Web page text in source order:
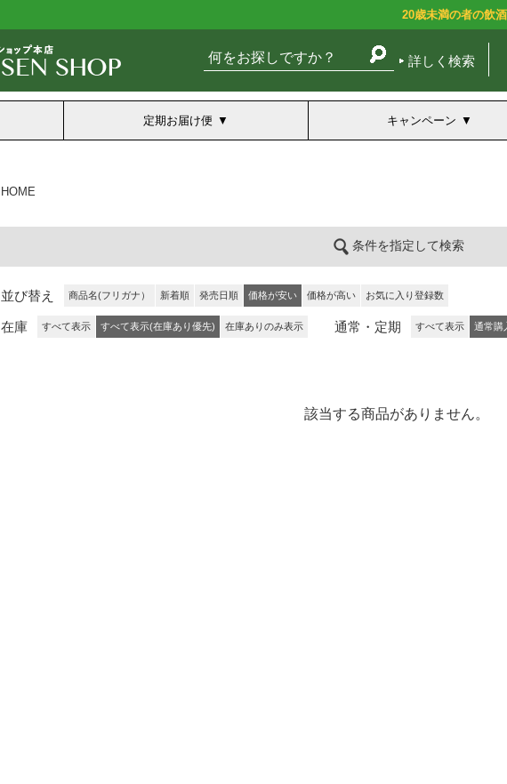
20歳未満の者の飲
詳しく検索
定期お届け便 キャンペーン
HOME
条件を指定して検索
並び替え 商品名(フリガナ） 新着順 発売日順 価格が安い 価格が高い お気に入り登録数
在庫 すべて表示 すべて表示(在庫あり優先) 在庫ありのみ表示 通常・定期 すべて表示 通常購
該当する商品がありません。